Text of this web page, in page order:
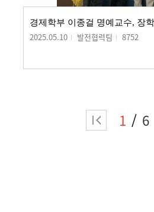
2025.05.10 발전협력팀 8752
1 6